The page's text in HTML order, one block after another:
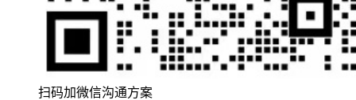
扫码加微信沟通方案